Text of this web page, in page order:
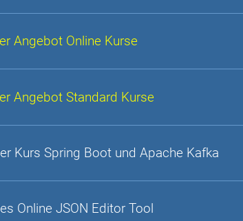
Angebot Online Kurse
Angebot Standard Kurse
Kurs Spring Boot und Apache Kafka
Online JSON Editor Tool